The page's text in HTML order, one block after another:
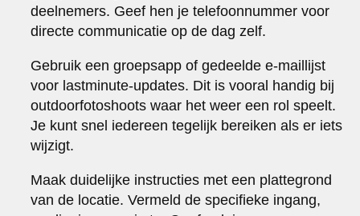
deelnemers. Geef hen je telefoonnummer voor
directe communicatie op de dag zelf.
Gebruik een groepsapp of gedeelde e-maillijst
voor lastminute-updates. Dit is vooral handig bij
outdoorfotoshoots waar het weer een rol speelt.
Je kunt snel iedereen tegelijk bereiken als er iets
wijzigt.
Maak duidelijke instructies met een plattegrond
van de locatie. Vermeld de specifieke ingang,